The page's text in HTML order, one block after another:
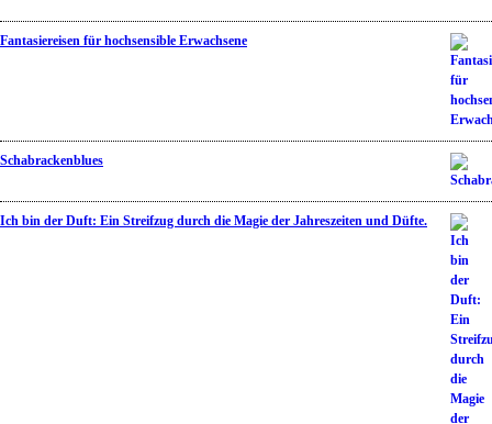
Fantasiereisen für hochsensible Erwachsene
Schabrackenblues
Ich bin der Duft: Ein Streifzug durch die Magie der Jahreszeiten und Düfte.